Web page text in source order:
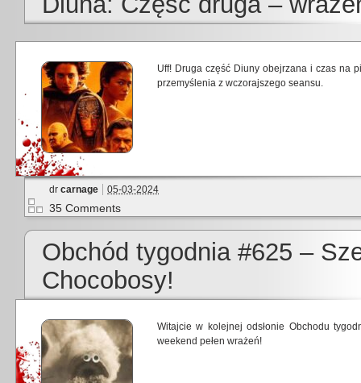
Uff! Druga część Diuny obejrzana i czas na
przemyślenia z wczorajszego seansu.
dr carnage 05-03-2024
35 Comments
Obchód tygodnia #625 –
Chocobosy!
Witajcie w kolejnej odsłonie Obchodu
weekend pełen wrażeń!